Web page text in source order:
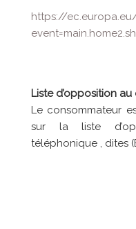
https://
Liste d’opposition
Le consommateur
sur la liste
téléphonique , dites